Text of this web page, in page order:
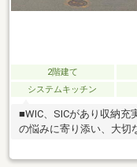
2階建て
システムキッチン
■WIC、SICがあり収納充
の悩みに寄り添い、大切
ります！●購入・売却・